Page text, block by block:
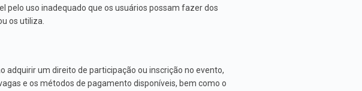
pelo uso inadequado que os usuários possam fazer dos
os utiliza.
adquirir um direito de participação ou inscrição no evento,
e os métodos de pagamento disponíveis, bem como o